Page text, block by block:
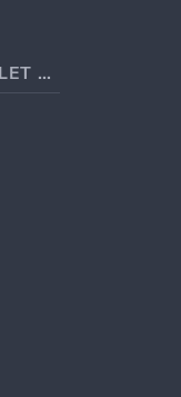
SUJETS POPULAIRES DE BILLET DE BLOG